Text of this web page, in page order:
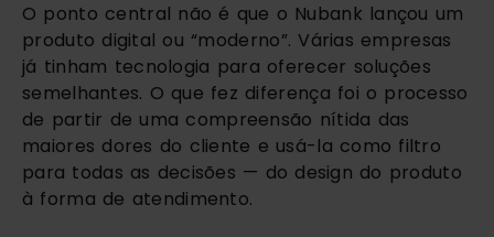
O ponto central não é que o Nubank lançou um
produto digital ou “moderno”. Várias empresas
já tinham tecnologia para oferecer soluções
semelhantes. O que fez diferença foi o processo
de partir de uma compreensão nítida das
maiores dores do cliente e usá-la como filtro
para todas as decisões — do design do produto
à forma de atendimento.